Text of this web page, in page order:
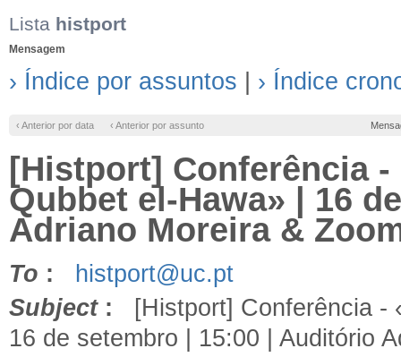
Lista histport
Mensagem
› Índice por assuntos › Índice
‹ Anterior por data ‹ Anterior por assunto
[Histport] Conferência
Qubbet el-Hawa» | 16
Adriano Moreira &
To :
histport@uc.pt
Subject: [Histport] Conferência -
16 de setembro | 15:00 | Auditório